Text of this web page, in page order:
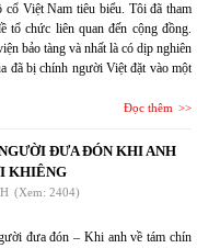
Việt Nam tiêu biểu. Tôi đã tham
tổ chức liên quan đến cộng đồng.
bảo tàng và nhất là có dịp nghiên
đã bị chính người Việt đặt vào một
Đọc thêm
ĐƯA ĐÓN KHI ANH
KHIÊNG
(Xem: 2404)
đưa đón – Khi anh về tám chín